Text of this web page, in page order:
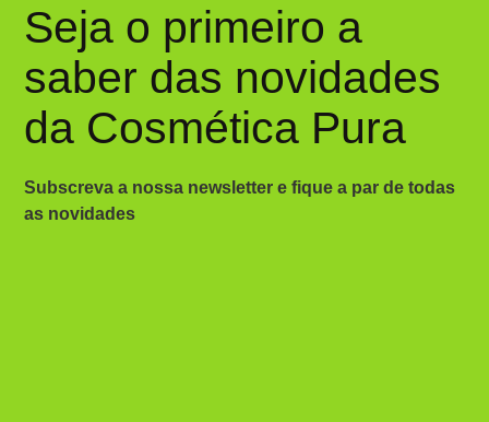
Seja o primeiro a
saber das novidades
da Cosmética Pura
Subscreva a nossa newsletter e fique a par de todas
as novidades